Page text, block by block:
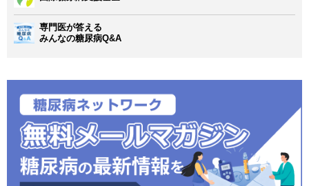
専門医が答える
みんなの糖尿病Q&A